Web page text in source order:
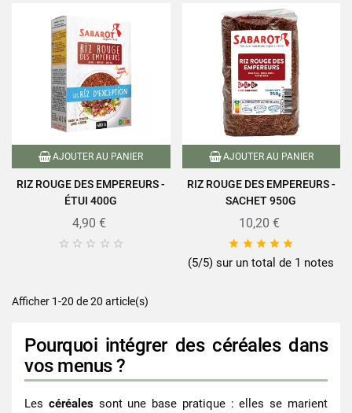
AJOUTER AU PANIER
RIZ ROUGE DES EMPEREURS -
ÉTUI 400G
4,90 €
    
AJOUTER AU PANIER
RIZ ROUGE DES EMPEREURS -
SACHET 950G
10,20 €
    
(5/5) sur un total de 1 notes
Afficher 1-20 de 20 article(s)
Pourquoi intégrer des céréales dans
vos menus ?
Les céréalessont une base pratique : elles se marient